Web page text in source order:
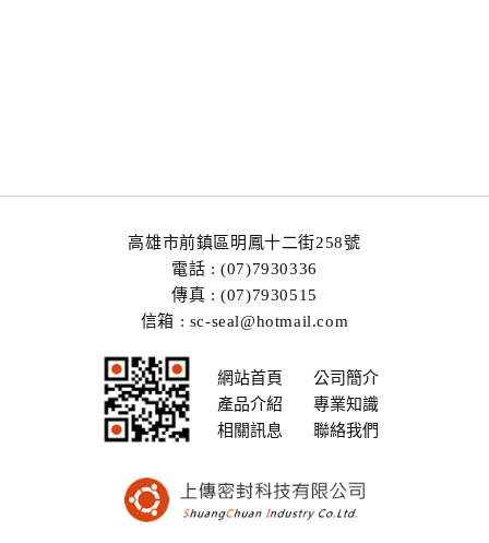
高雄市前鎮區明鳳十二街258號
電話 : (07)7930336
傳真 : (07)7930515
信箱 : sc-seal@hotmail.com
網站首頁
公司簡介
產品介紹
專業知識
相關訊息
聯絡我們